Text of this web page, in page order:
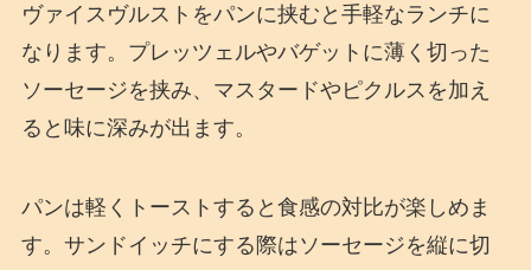
ヴァイスヴルストをパンに挟むと手軽なランチに
なります。プレッツェルやバゲットに薄く切った
ソーセージを挟み、マスタードやピクルスを加え
ると味に深みが出ます。
パンは軽くトーストすると食感の対比が楽しめま
す。サンドイッチにする際はソーセージを縦に切